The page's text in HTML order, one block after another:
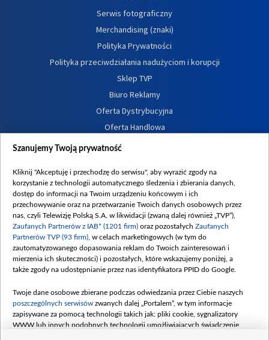
Serwis fotograficzny
Merchandising (znaki)
Polityka Prywatności
Polityka przeciwdziałania nadużyciom i korupcji
Sklep TVP
Biuro Reklamy
Oferta Dystrybucyjna
Oferta Handlowa
Dostępność
Procedura zgłoszeń wewnętrznych
Szanujemy Twoją prywatność
Kliknij "Akceptuję i przechodzę do serwisu", aby wyrazić zgody na
korzystanie z technologii automatycznego śledzenia i zbierania danych,
dostęp do informacji na Twoim urządzeniu końcowym i ich
przechowywanie oraz na przetwarzanie Twoich danych osobowych przez
nas, czyli Telewizję Polską S.A. w likwidacji (zwaną dalej również „TVP”),
Zaufanych Partnerów z IAB* (1201 firm) oraz pozostałych Zaufanych
Partnerów TVP (93 firm) , w celach marketingowych (w tym do
zautomatyzowanego dopasowania reklam do Twoich zainteresowań i
mierzenia ich skuteczności) i pozostałych, które wskazujemy poniżej, a
także zgody na udostępnianie przez nas identyfikatora PPID do Google.
Twoje dane osobowe zbierane podczas odwiedzania przez Ciebie naszych
poszczególnych serwisów zwanych dalej „Portalem”, w tym informacje
zapisywane za pomocą technologii takich jak: pliki cookie, sygnalizatory
WWW lub innych podobnych technologii umożliwiających świadczenie